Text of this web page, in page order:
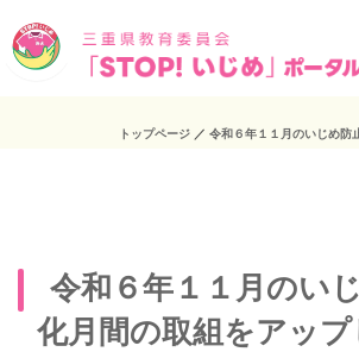
トップページ ／ 令和６年１１月のいじめ防
令和６年１１月のい
化月間の取組をアップ